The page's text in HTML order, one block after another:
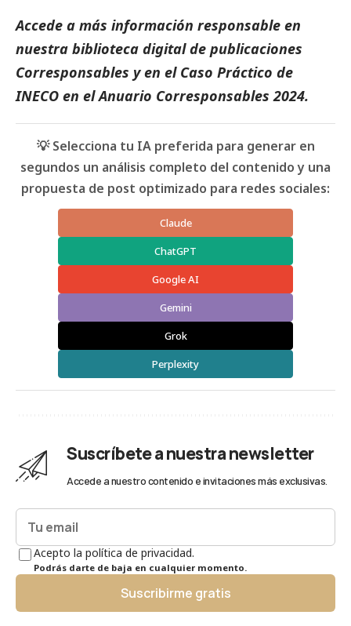
Accede a más información responsable en
nuestra biblioteca digital de publicaciones
Corresponsables y en el Caso Práctico de
INECO en elAnuario Corresponsables 2024.
💡 Selecciona tu IA preferida para generar en
segundos un análisis completo del contenido y una
propuesta de post optimizado para redes sociales:
Claude
ChatGPT
Google AI
Gemini
Grok
Perplexity
Suscríbete a nuestra newsletter
Accede a nuestro contenido e invitaciones más exclusivas.
Acepto la política de privacidad.
Podrás darte de baja en cualquier momento.
Suscribirme gratis